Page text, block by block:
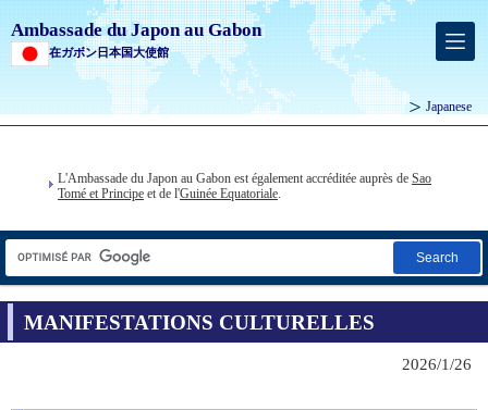
Ambassade du Japon au Gabon
在ガボン日本国大使館
Japanese
L'Ambassade du Japon au Gabon est également accréditée auprès de Sao
Tomé et Principe et de l'Guinée Equatoriale.
Search
MANIFESTATIONS CULTURELLES
2026/1/26